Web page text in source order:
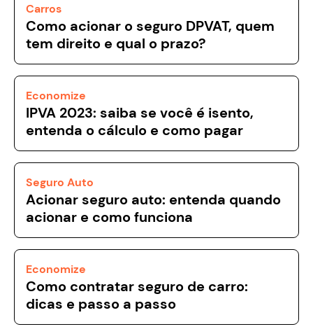
Carros
Como acionar o seguro DPVAT, quem
tem direito e qual o prazo?
Economize
IPVA 2023: saiba se você é isento,
entenda o cálculo e como pagar
Seguro Auto
Acionar seguro auto: entenda quando
acionar e como funciona
Economize
Como contratar seguro de carro:
dicas e passo a passo